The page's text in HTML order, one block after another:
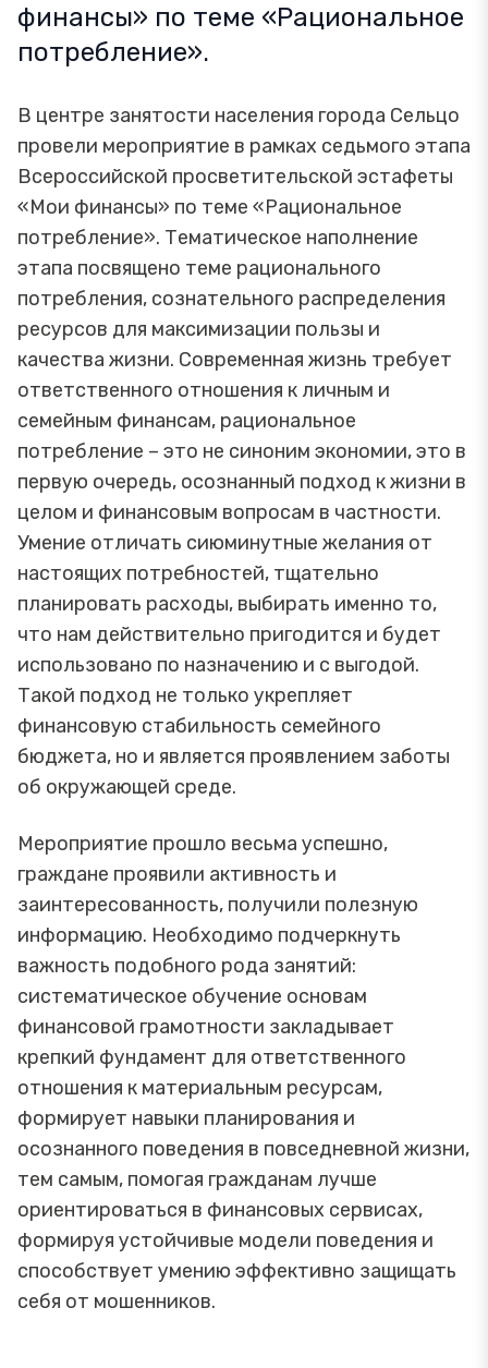
финансы» по теме «Рациональное
потребление».
В центре занятости населения города Сельцо
провели мероприятие в рамках седьмого этапа
Всероссийской просветительской эстафеты
«Мои финансы» по теме «Рациональное
потребление». Тематическое наполнение
этапа посвящено теме рационального
потребления, сознательного распределения
ресурсов для максимизации пользы и
качества жизни. Современная жизнь требует
ответственного отношения к личным и
семейным финансам, рациональное
потребление – это не синоним экономии, это в
первую очередь, осознанный подход к жизни в
целом и финансовым вопросам в частности.
Умение отличать сиюминутные желания от
настоящих потребностей, тщательно
планировать расходы, выбирать именно то,
что нам действительно пригодится и будет
использовано по назначению и с выгодой.
Такой подход не только укрепляет
финансовую стабильность семейного
бюджета, но и является проявлением заботы
об окружающей среде.
Мероприятие прошло весьма успешно,
граждане проявили активность и
заинтересованность, получили полезную
информацию. Необходимо подчеркнуть
важность подобного рода занятий:
систематическое обучение основам
финансовой грамотности закладывает
крепкий фундамент для ответственного
отношения к материальным ресурсам,
формирует навыки планирования и
осознанного поведения в повседневной жизни,
тем самым, помогая гражданам лучше
ориентироваться в финансовых сервисах,
формируя устойчивые модели поведения и
способствует умению эффективно защищать
себя от мошенников.